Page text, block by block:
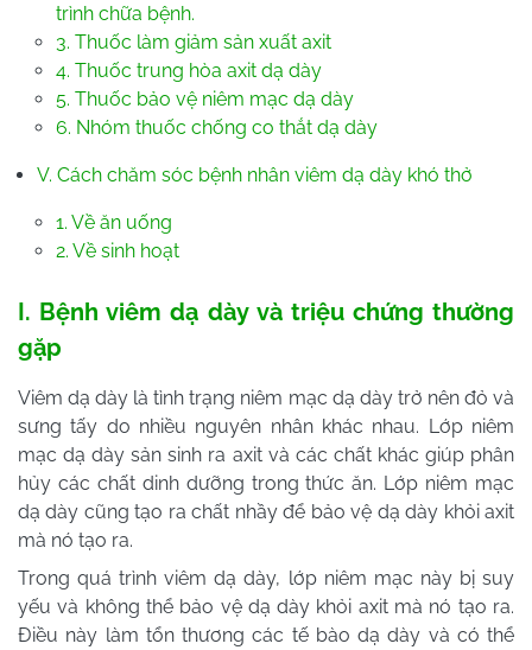
trình chữa bệnh.
3. Thuốc làm giảm sản xuất axit
4. Thuốc trung hòa axit dạ dày
5. Thuốc bảo vệ niêm mạc dạ dày
6. Nhóm thuốc chống co thắt dạ dày
V. Cách chăm sóc bệnh nhân viêm dạ dày khó thở
1. Về ăn uống
2. Về sinh hoạt
I. Bệnh viêm dạ dày và triệu chứng thường
gặp
Viêm dạ dày là tình trạng niêm mạc dạ dày trở nên đỏ và
sưng tấy do nhiều nguyên nhân khác nhau. Lớp niêm
mạc dạ dày sản sinh ra axit và các chất khác giúp phân
hủy các chất dinh dưỡng trong thức ăn. Lớp niêm mạc
dạ dày cũng tạo ra chất nhầy để bảo vệ dạ dày khỏi axit
mà nó tạo ra.
Trong quá trình viêm dạ dày, lớp niêm mạc này bị suy
yếu và không thể bảo vệ dạ dày khỏi axit mà nó tạo ra.
Điều này làm tổn thương các tế bào dạ dày và có thể